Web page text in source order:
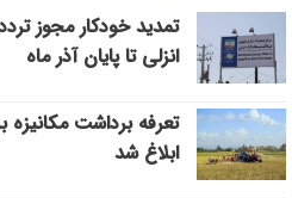
تمدید خودکار مجوز
انزلی تا پایان آذر ماه
ابلاغ شد